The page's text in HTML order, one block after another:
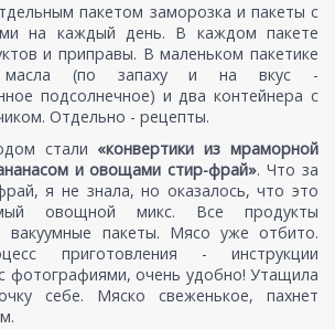
пакетом заморозка и пакеты с
на каждый день. В каждом пакете
и приправы. В маленьком пакетике
масла (по запаху и на вкус -
подсолнечное) и два контейнера с
Отдельно - рецепты.
стали «конвертики из мраморной
и овощами стир-фрай». Что за
я не знала, но оказалось, что это
овощной микс. Все продукты
вакуумные пакеты. Мясо уже отбито.
приготовления - инструкции
фотографиями, очень удобно! Утащила
себе. Мяско свеженькое, пахнет